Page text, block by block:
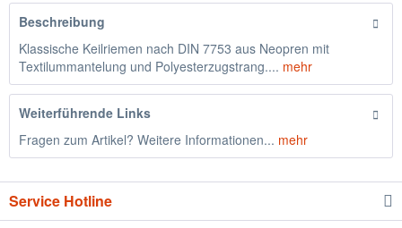
Beschreibung
Klassische Keilriemen nach DIN 7753 aus Neopren mit
Textilummantelung und Polyesterzugstrang.... mehr
Weiterführende Links
Fragen zum Artikel? Weitere Informationen... mehr
Service Hotline